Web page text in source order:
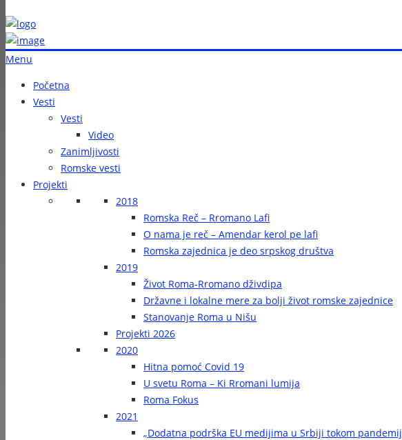
Menu
Početna
Vesti
Vesti
Video
Zanimljivosti
Romske vesti
Projekti
2018
Romska Reč – Rromano Lafi
O nama je reč – Amendar kerol pe lafi
Romska zajednica je deo srpskog društva
2019
Život Roma-Rromano dživdipa
Državne i lokalne mere za bolji život romske zajednice
Stanovanje Roma u Nišu
Projekti 2026
2020
Hitna pomoć Covid 19
U svetu Roma – Ki Rromani lumija
Roma Fokus
2021
„Dodatna podrška EU medijima u Srbiji tokom